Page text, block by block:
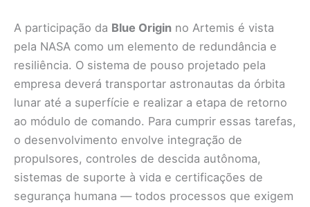
A participação da Blue Origin no Artemis é vista
pela NASA como um elemento de redundância e
resiliência. O sistema de pouso projetado pela
empresa deverá transportar astronautas da órbita
lunar até a superfície e realizar a etapa de retorno
ao módulo de comando. Para cumprir essas tarefas,
o desenvolvimento envolve integração de
propulsores, controles de descida autônoma,
sistemas de suporte à vida e certificações de
segurança humana — todos processos que exigem